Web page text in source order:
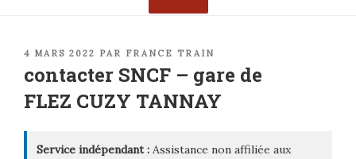
PUBLIÉ
4 MARS 2022 PAR FRANCE TRAIN
contacter SNCF – gare de
FLEZ CUZY TANNAY
Service indépendant : Assistance non affiliée aux